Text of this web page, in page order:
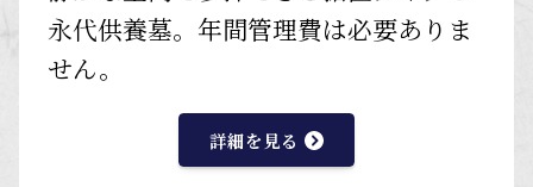
永代供養墓。年間管理費は必要ありま
せん。
詳細を見る